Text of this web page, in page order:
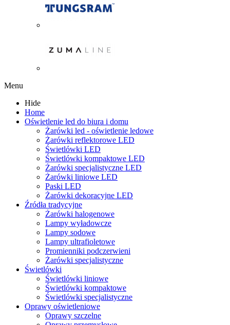
Menu
Hide
Home
Oświetlenie led do biura i domu
Żarówki led - oświetlenie ledowe
Żarówki reflektorowe LED
Świetlówki LED
Świetlówki kompaktowe LED
Żarówki specjalistyczne LED
Żarówki liniowe LED
Paski LED
Żarówki dekoracyjne LED
Źródła tradycyjne
Żarówki halogenowe
Lampy wyładowcze
Lampy sodowe
Lampy ultrafioletowe
Promienniki podczerwieni
Żarówki specjalistyczne
Świetlówki
Świetlówki liniowe
Świetlówki kompaktowe
Świetlówki specjalistyczne
Oprawy oświetleniowe
Oprawy szczelne